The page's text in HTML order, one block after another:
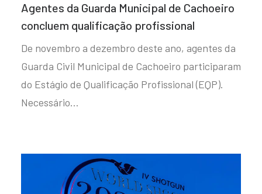
Agentes da Guarda Municipal de Cachoeiro
concluem qualificação profissional
De novembro a dezembro deste ano, agentes da
Guarda Civil Municipal de Cachoeiro participaram
do Estágio de Qualificação Profissional (EQP).
Necessário…